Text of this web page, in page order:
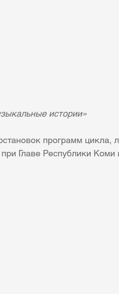
истории»
программ цикла,
Главе Республики